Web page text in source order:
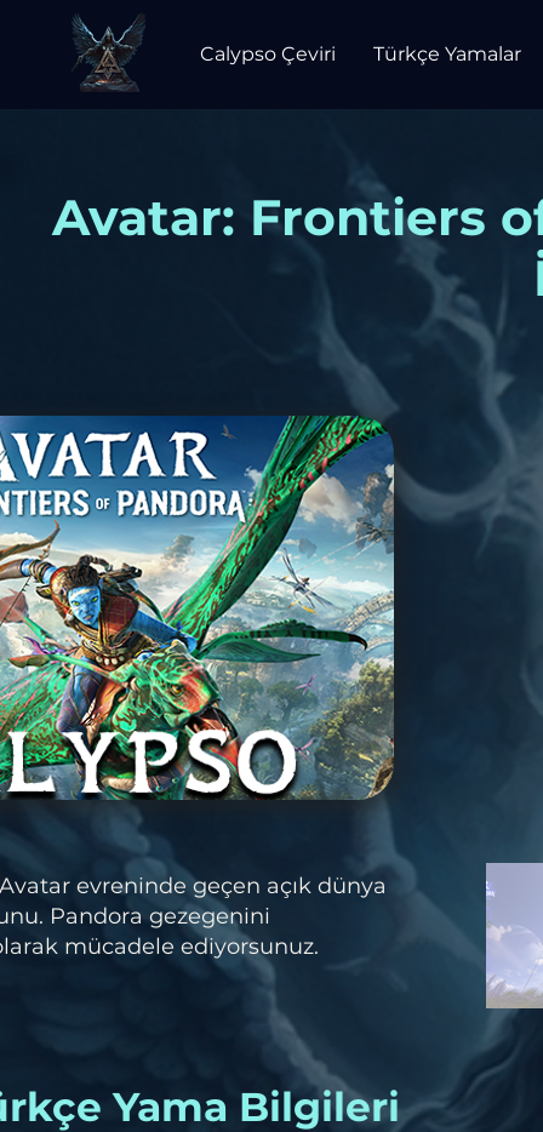
Calypso Çeviri Türkçe Yamalar
Avatar: Frontiers
evreninde geçen açık dünya
Pandora gezegenini
mücadele ediyorsunuz.
Yama Bilgileri